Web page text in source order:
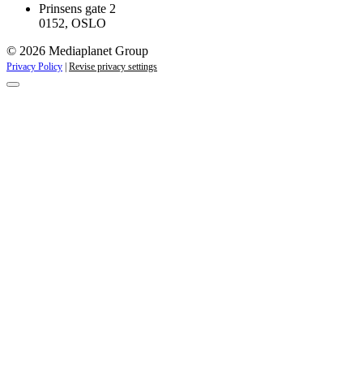
Prinsens gate 2
0152, OSLO
© 2026 Mediaplanet Group
Privacy Policy | Revise privacy settings